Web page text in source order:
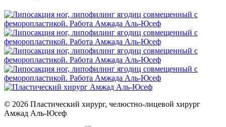
© 2026 Пластический хирург, челюстно-лицевой хирург
Амжад Аль-Юсеф